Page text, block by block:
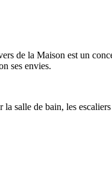
de la Maison est un
ses envies.
la salle de bain, les